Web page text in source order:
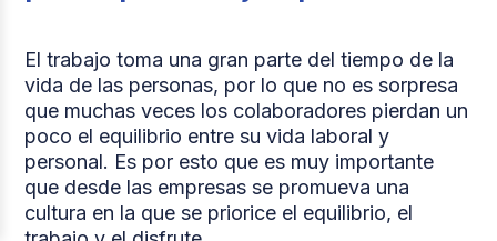
El trabajo toma una gran parte del tiempo de la
vida de las personas, por lo que no es sorpresa
que muchas veces los colaboradores pierdan un
poco el equilibrio entre su vida laboral y
personal. Es por esto que es muy importante
que desde las empresas se promueva una
cultura en la que se priorice el equilibrio, el